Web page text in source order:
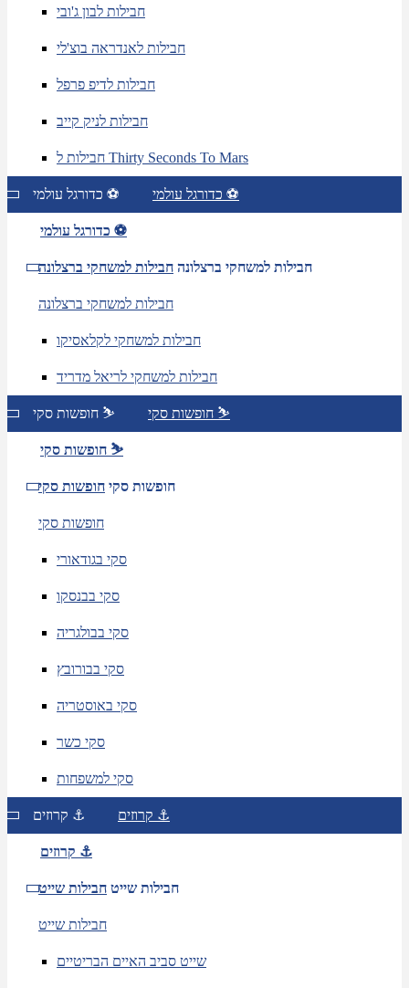
חבילות לבון ג'ובי
חבילות לאנדראה בוצ'לי
חבילות לדיפ פרפל
חבילות לניק קייב
חבילות ל Thirty Seconds To Mars
כדורגל עולמי ⚽ כדורגל עולמי ⚽
כדורגל עולמי ⚽
חבילות למשחקי ברצלונה חבילות למשחקי ברצלונה
חבילות למשחקי ברצלונה
חבילות למשחקי לקלאסיקו
חבילות למשחקי לריאל מדריד
חופשות סקי ⛷️ חופשות סקי ⛷️
חופשות סקי ⛷️
חופשות סקי חופשות סקי
חופשות סקי
סקי בגודאורי
סקי בבנסקו
סקי בבולגריה
סקי בבורובץ
סקי באוסטריה
סקי כשר
סקי למשפחות
קרוזים ⚓ קרוזים ⚓
קרוזים ⚓
חבילות שייט חבילות שייט
חבילות שייט
שייט סביב האיים הבריטיים